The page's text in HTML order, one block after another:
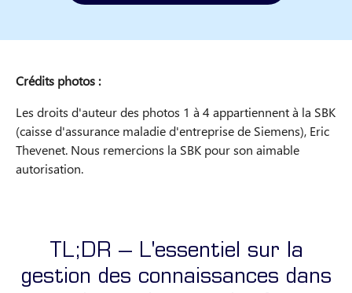
Crédits photos :
Les droits d'auteur des photos 1 à 4 appartiennent à la SBK
(caisse d'assurance maladie d'entreprise de Siemens), Eric
Thevenet. Nous remercions la SBK pour son aimable
autorisation.
TL;DR – L'essentiel sur la
gestion des connaissances dans